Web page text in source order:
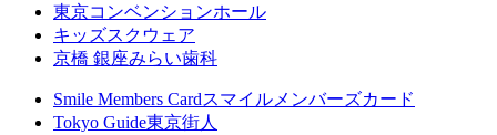
東京コンベンションホール
キッズスクウェア
京橋 銀座みらい歯科
Smile Members Cardスマイルメンバーズカード
Tokyo Guide東京街人